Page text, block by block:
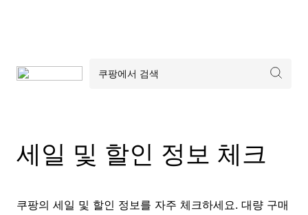
세일 및 할인 정보 체크
쿠팡의 세일 및 할인 정보를 자주 체크하세요. 대량 구매